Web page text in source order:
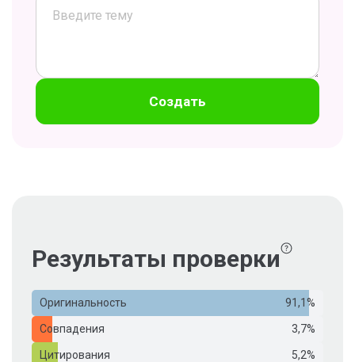
Создать
Результаты проверки
Оригинальность 91,1%
Совпадения 3,7%
Цитирования 5,2%